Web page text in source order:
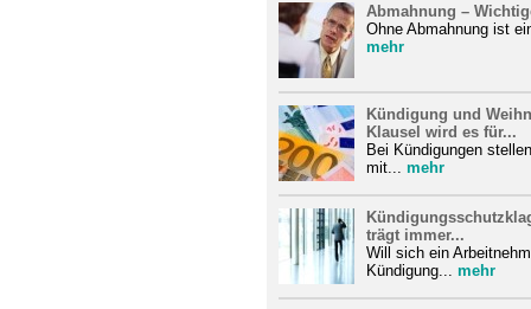
Abmahnung –
Ohne Abmahnung ist
mehr
Kündigung und
Klausel wird es für...
Bei Kündigungen
mit... mehr
trägt immer...
Will sich ein
Kündigung... mehr